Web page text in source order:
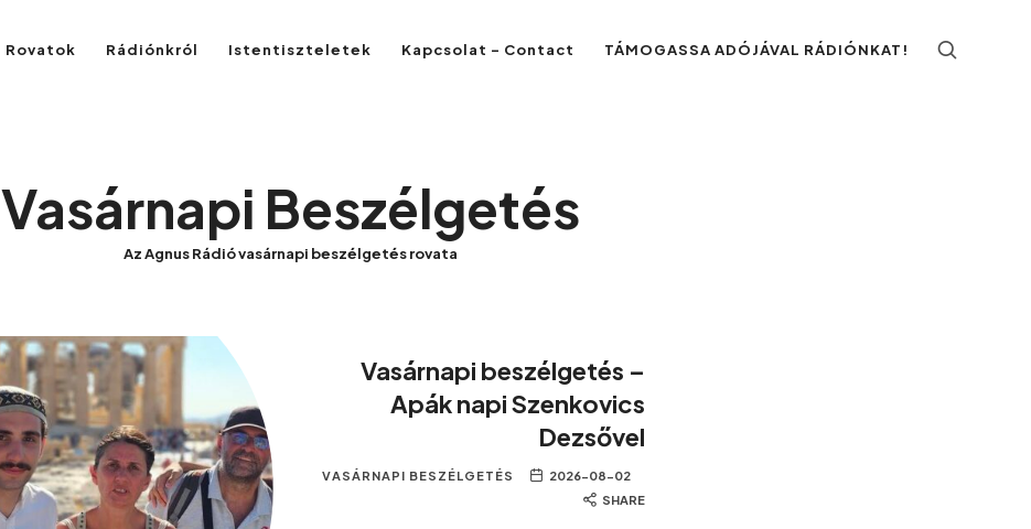
Rovatok Rádiónkról Istentiszteletek Kapcsolat – Contact TÁMOGASSA ADÓJÁVAL RÁDIÓNKAT!
Vasárnapi Beszélgetés
Az Agnus Rádió vasárnapi beszélgetés rovata
Vasárnapi beszélgetés –
Apák napi Szenkovics
Dezsővel
VASÁRNAPI BESZÉLGETÉS
2026-08-02
SHARE